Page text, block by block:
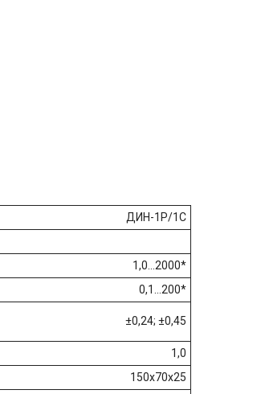
ДИН-1Р/1С
1,0...2000*
0,1...200*
±0,24; ±0,45
1,0
150х70х25